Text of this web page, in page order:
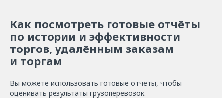
Как посмотреть готовые отчёты
по истории и эффективности
торгов, удалённым заказам
и торгам
Вы можете использовать готовые отчёты, чтобы
оценивать результаты грузоперевозок.